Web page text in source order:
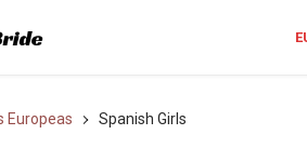
Europeas Spanish Girls